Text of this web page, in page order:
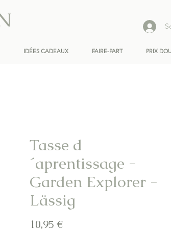
IDÉES CADEAUX FAIRE-PART PRIX
Tasse d
´aprentissage -
Garden Explorer -
Lässig
10,95 €Prix